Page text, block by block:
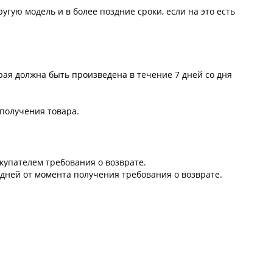
модель и в более поздние сроки, если на это есть
должна быть произведена в течение 7 дней со дня
товара.
требования о возврате.
от момента получения требования о возврате.